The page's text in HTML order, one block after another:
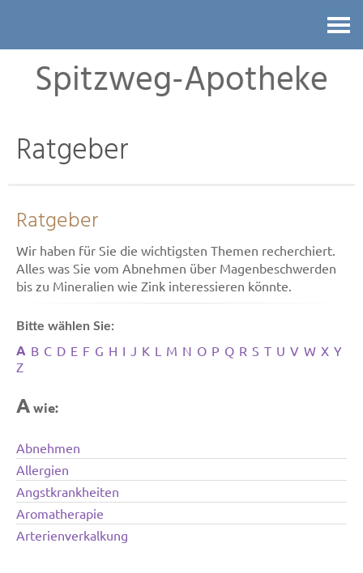
Spitzweg-Apotheke
Ratgeber
Ratgeber
Wir haben für Sie die wichtigsten Themen recherchiert.
Alles was Sie vom Abnehmen über Magenbeschwerden
bis zu Mineralien wie Zink interessieren könnte.
Bitte wählen Sie:
A B C D E F G H I J K L M N O P Q R S T U V W X Y
Z
Awie:
Abnehmen
Allergien
Angstkrankheiten
Aromatherapie
Arterienverkalkung